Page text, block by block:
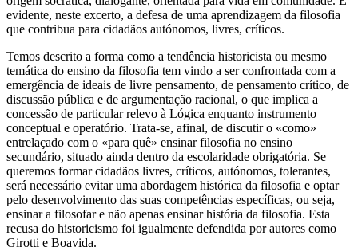
evidente, neste excerto, a defesa de uma aprendizagem da filosofia
que contribua para cidadãos autónomos, livres, críticos.
Temos descrito a forma como a tendência historicista ou mesmo
temática do ensino da filosofia tem vindo a ser confrontada com a
emergência de ideais de livre pensamento, de pensamento crítico, de
discussão pública e de argumentação racional, o que implica a
concessão de particular relevo à Lógica enquanto instrumento
conceptual e operatório. Trata-se, afinal, de discutir o «como»
entrelaçado com o «para quê» ensinar filosofia no ensino
secundário, situado ainda dentro da escolaridade obrigatória. Se
queremos formar cidadãos livres, críticos, autónomos, tolerantes,
será necessário evitar uma abordagem histórica da filosofia e optar
pelo desenvolvimento das suas competências específicas, ou seja,
ensinar a filosofar e não apenas ensinar história da filosofia. Esta
recusa do historicismo foi igualmente defendida por autores como
Girotti e Boavida.